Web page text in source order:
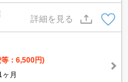
詳細を見る
：6,500円)
ヶ月